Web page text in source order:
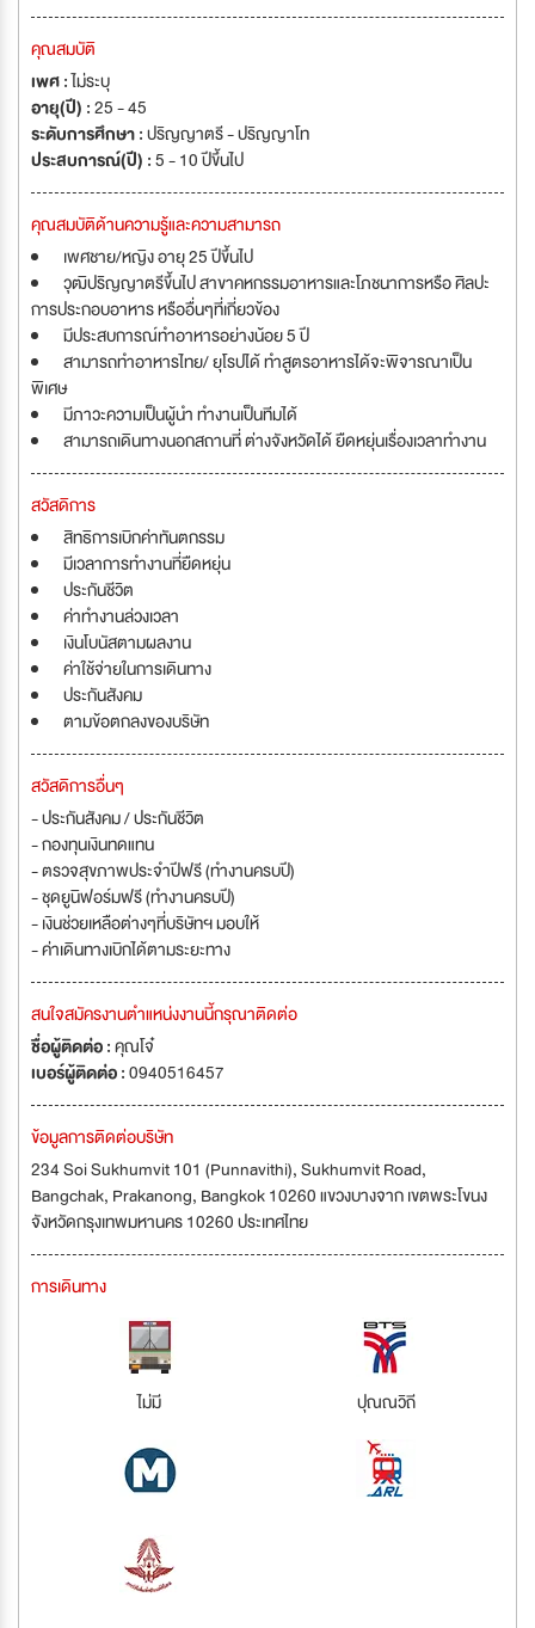
คุณสมบัติ
เพศ :ไม่ระบุ
อายุ(ปี) :25 - 45
ระดับการศึกษา :ปริญญาตรี - ปริญญาโท
ประสบการณ์(ปี) :5 - 10 ปีขึ้นไป
คุณสมบัติด้านความรู้และความสามารถ
เพศชาย/หญิง อายุ 25 ปีขึ้นไป
วุฒิปริญญาตรีขึ้นไป สาขาคหกรรมอาหารและโภชนาการหรือ ศิลปะ
การประกอบอาหาร หรืออื่นๆที่เกี่ยวข้อง
มีประสบการณ์ทำอาหารอย่างน้อย 5 ปี
สามารถทำอาหารไทย/ ยุโรปได้ ทำสูตรอาหารได้จะพิจารณาเป็น
พิเศษ
มีภาวะความเป็นผู้นำ ทำงานเป็นทีมได้
สามารถเดินทางนอกสถานที่ ต่างจังหวัดได้ ยืดหยุ่นเรื่องเวลาทำงาน
สวัสดิการ
สิทธิการเบิกค่าทันตกรรม
มีเวลาการทำงานที่ยืดหยุ่น
ประกันชีวิต
ค่าทำงานล่วงเวลา
เงินโบนัสตามผลงาน
ค่าใช้จ่ายในการเดินทาง
ประกันสังคม
ตามข้อตกลงของบริษัท
สวัสดิการอื่นๆ
- ประกันสังคม / ประกันชีวิต
- กองทุนเงินทดแทน
- ตรวจสุขภาพประจำปีฟรี (ทำงานครบปี)
- ชุดยูนิฟอร์มฟรี (ทำงานครบปี)
- เงินช่วยเหลือต่างๆที่บริษัทฯ มอบให้
- ค่าเดินทางเบิกได้ตามระยะทาง
สนใจสมัครงานตำแหน่งงานนี้กรุณาติดต่อ
ชื่อผู้ติดต่อ :คุณโจ๋
เบอร์ผู้ติดต่อ :0940516457
ข้อมูลการติดต่อบริษัท
234 Soi Sukhumvit 101 (Punnavithi), Sukhumvit Road,
Bangchak, Prakanong, Bangkok 10260 แขวงบางจาก เขตพระโขนง
จังหวัดกรุงเทพมหานคร 10260 ประเทศไทย
การเดินทาง
ไม่มี ปุณณวิถี